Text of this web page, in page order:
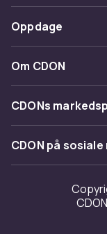
Spor pakke
Angre & returner
Kontakt oss
Betaling
Levering
Tilbakekallinger
Oppdage
Kategorier
Varemerker
Om CDON
Om oss
Jobbe på CDON
Investor
Tilgjengelighet
CDONs
Merchant Help
CDON på